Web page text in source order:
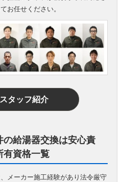
お任せください。
タッフ紹介
給湯器交換は安心責
有資格一覧
メーカー施工経験があり法令厳守